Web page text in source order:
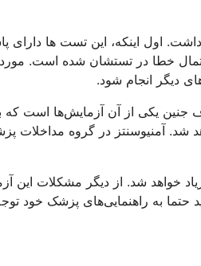
احتمال خطا در تستشان شده است.
دیگر انجام شود.
جنین یکی از آن آزمایش‌ها است
شد. آمنیوسنتز در گروه
خواهد شد. از دیگر مشکلات
به راهنمایی‌های پزشک خود